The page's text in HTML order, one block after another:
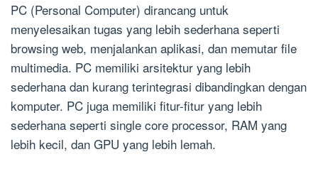
PC (Personal Computer) dirancang untuk
menyelesaikan tugas yang lebih sederhana seperti
browsing web, menjalankan aplikasi, dan memutar file
multimedia. PC memiliki arsitektur yang lebih
sederhana dan kurang terintegrasi dibandingkan dengan
komputer. PC juga memiliki fitur-fitur yang lebih
sederhana seperti single core processor, RAM yang
lebih kecil, dan GPU yang lebih lemah.